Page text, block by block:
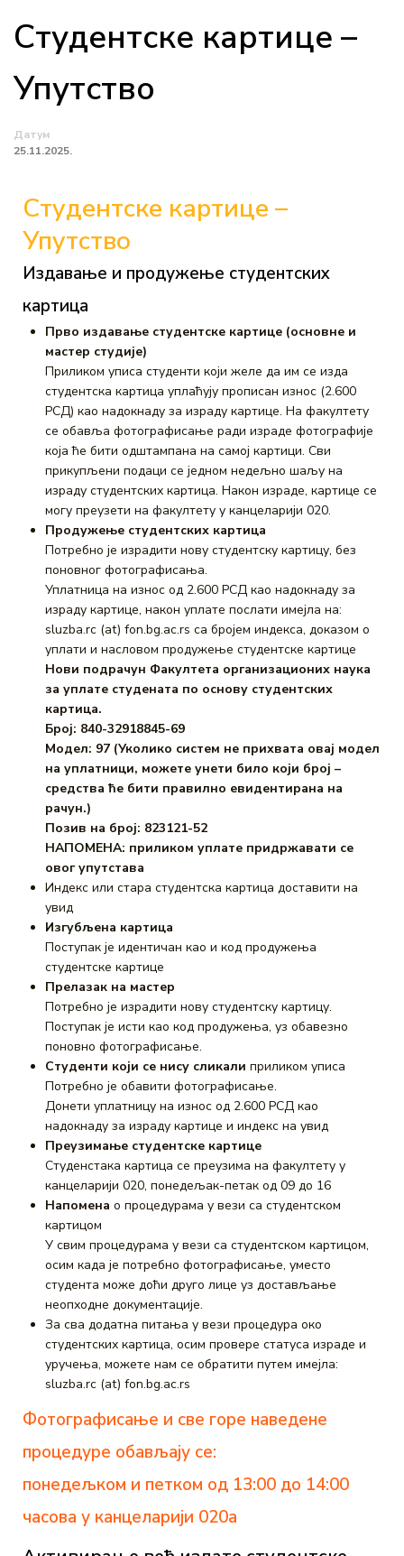
Студентске картице –
Упутство
Датум
25.11.2025.
Студентске картице –
Упутство
Издавање и продужење студентских
картица
Прво издавање студентске картице (основне и
мастер студије)
Приликом уписа студенти који желе да им се изда
студентска картица уплаћују прописан износ (2.600
РСД) као надокнаду за израду картице. На факултету
се обавља фотографисање ради израде фотографије
која ће бити одштампана на самој картици. Сви
прикупљени подаци се једном недељно шаљу на
израду студентских картица. Након израде, картице се
могу преузети на факултету у канцеларији 020.
Продужeње студентских картица
Потребно је израдити нову студентску картицу, без
поновног фотографисања.
Уплатница на износ од 2.600 РСД као надокнаду за
израду картице, након уплате послати имејла на:
sluzba.rc (at) fon.bg.ac.rs са бројем индекса, доказом о
уплати и насловом продужење студентске картице
Нови подрачун Факултета организационих наука
за уплате студената по основу студентских
картица.
Број: 840-32918845-69
Модел: 97 (Уколико систем не прихвата овај модел
на уплатници, можете унети било који број –
средства ће бити правилно евидентирана на
рачун.)
Позив на број: 823121-52
НАПОМЕНА: приликом уплате придржавати се
овог упутстава
Индекс или стара студентска картица доставити на
увид
Изгубљена картица
Поступак је идентичан као и код продужења
студентске картице
Прелазак на мастер
Потребно је израдити нову студентску картицу.
Поступак је исти као код продужења, уз обавезно
поновно фотографисање.
Студенти који се нису сликали приликом уписа
Потребно је обавити фотографисање.
Донети уплатницу на износ од 2.600 РСД као
надокнаду за израду картице и индекс на увид
Преузимање студентске картице
Студенстака картица се преузима на факултету у
канцеларији 020, понедељак-петак од 09 до 16
Напомена о процедурама у вези са студентском
картицом
У свим процедурама у вези са студентском картицом,
осим када је потребно фотографисање, уместо
студента може доћи друго лице уз достављање
неопходне документације.
За сва додатна питања у вези процедура око
студентских картица, осим провере статуса израде и
уручења, можете нам се обратити путем имејла:
sluzba.rc (at) fon.bg.ac.rs
Фотографисање и свe горе наведене
процедуре обављају се:
понедељком и петком од 13:00 до 14:00
часова у канцеларији 020a